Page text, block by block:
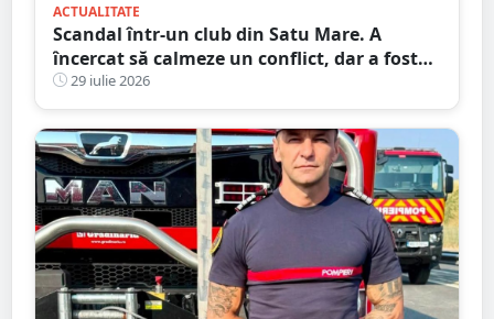
ACTUALITATE
Scandal într-un club din Satu Mare. A
încercat să calmeze un conflict, dar a fost
pus la pământ cu un singur pumn
29 iulie 2026